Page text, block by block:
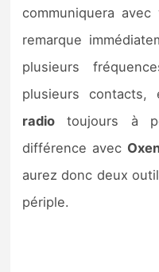
communiquera
remarque
plusieurs
plusieurs
radio toujours à
différence avec
aurez donc deux
périple.